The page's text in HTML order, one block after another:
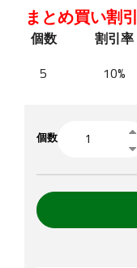
まとめ買い割引
個数 割引率
5
10%
個数